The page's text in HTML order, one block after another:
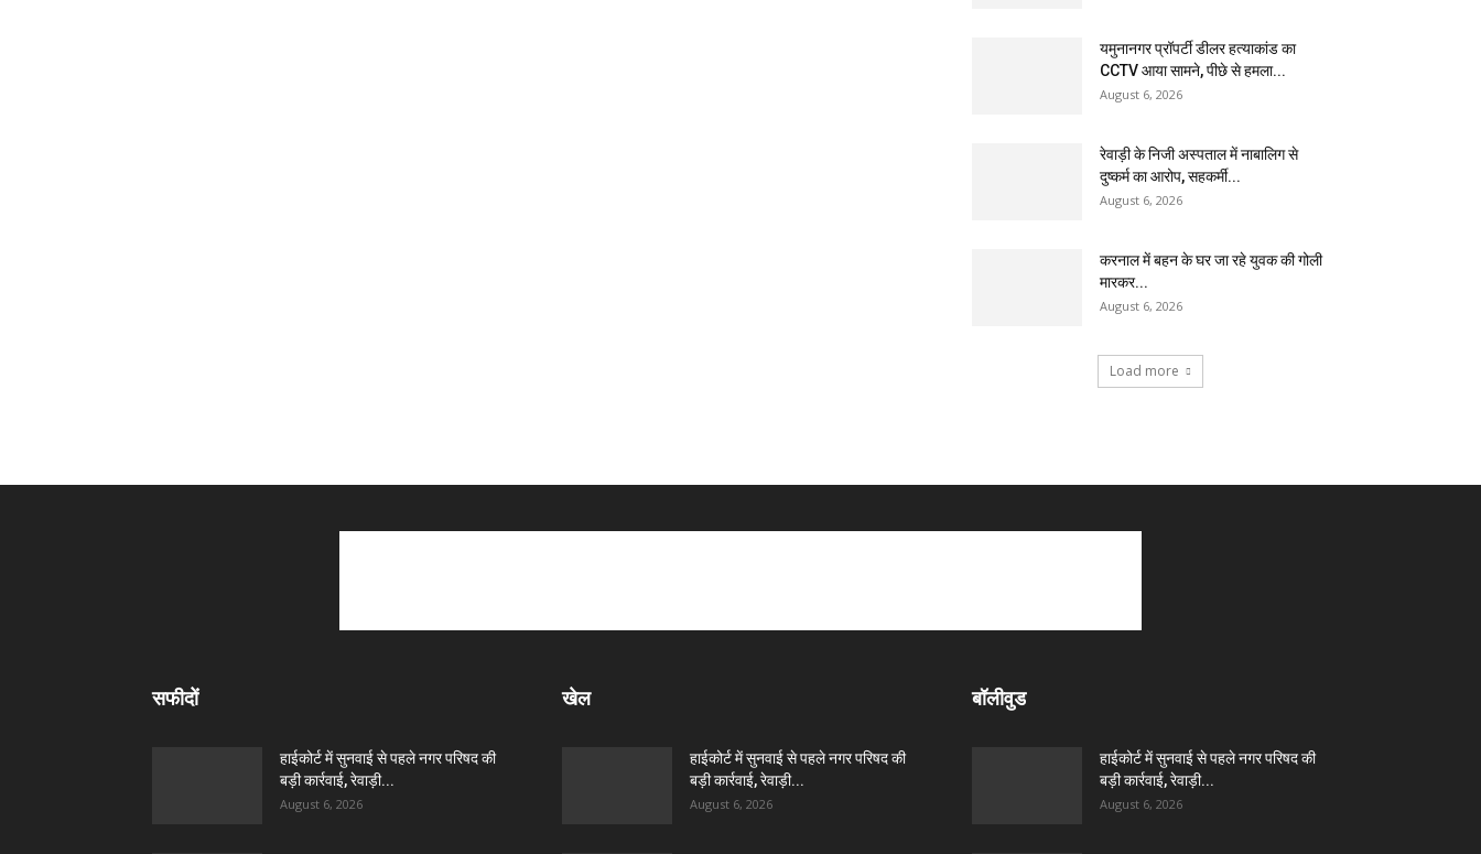
यमुनानगर प्रॉपर्टी डीलर हत्याकांड का
CCTV आया सामने, पीछे से हमला...
August 6, 2026
रेवाड़ी के निजी अस्पताल में नाबालिग से
दुष्कर्म का आरोप, सहकर्मी...
August 6, 2026
करनाल में बहन के घर जा रहे युवक की गोली
मारकर...
August 6, 2026
Load more
सफीदों
हाईकोर्ट में सुनवाई से पहले नगर परिषद की
बड़ी कार्रवाई, रेवाड़ी...
August 6, 2026
खेल
हाईकोर्ट में सुनवाई से पहले नगर परिषद की
बड़ी कार्रवाई, रेवाड़ी...
August 6, 2026
बॉलीवुड
हाईकोर्ट में सुनवाई से पहले नगर परिषद की
बड़ी कार्रवाई, रेवाड़ी...
August 6, 2026